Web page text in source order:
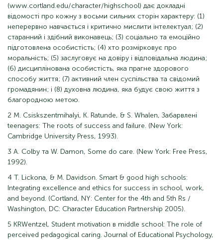
(www.cortland.edu/character/highschool) дає докладні
відомості про кожну з восьми сильних сторін характеру: (1)
неперервно навчається і критично мислити інтелектуал; (2)
старанний і здібний виконавець; (3) соціально та емоційно
підготовлена ​​особистість; (4) хто розмірковує про
моральність; (5) заслуговує на довіру і відповідальна людина;
(6) дисциплінована особистість, яка прагне здорового
способу життя; (7) активний член суспільства та свідомий
громадянин; і (8) духовна людина, яка будує свою життя з
благородною метою.
2 M. Csiskszentmihalyi, K. Ratunde, & S. Whalen, Забарвлені
teenagers: The roots of success and failure. (New York:
Cambridge University Press, 1993).
3 A. Colby та W. Damon, Some do care. (New York: Free Press,
1992).
4 T. Lickona, & M. Davidson. Smart & good high schools:
Integrating excellence and ethics for success in school, work,
and beyond. (Cortland, NY: Center for the 4th and 5th Rs /
Washington, DC: Character Education Partnership 2005).
5 KRWentzel, Student motivation в middle school: The role of
perceived pedagogical caring. Journal of Educational Psychology,